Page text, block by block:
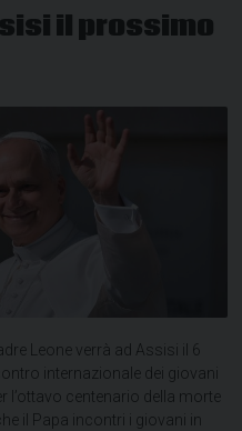
il prossimo
Leone verrà ad Assisi il 6
internazionale dei giovani
l’ottavo centenario della morte
il Papa incontri i giovani in